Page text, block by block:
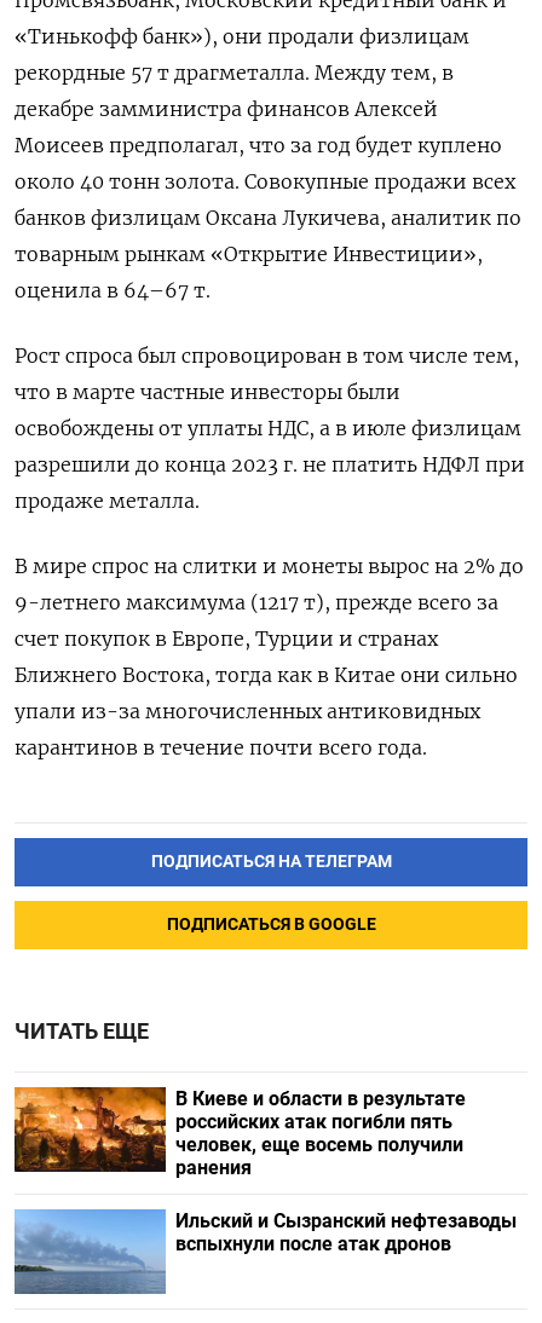
«Тинькофф банк»), они продали физлицам
рекордные 57 т драгметалла. Между тем, в
декабре замминистра финансов Алексей
Моисеев предполагал, что за год будет куплено
около 40 тонн золота. Совокупные продажи всех
банков физлицам Оксана Лукичева, аналитик по
товарным рынкам «Открытие Инвестиции»,
оценила в 64–67 т.
Рост спроса был спровоцирован в том числе тем,
что в марте частные инвесторы были
освобождены от уплаты НДС, а в июле физлицам
разрешили до конца 2023 г. не платить НДФЛ при
продаже металла.
В мире спрос на слитки и монеты вырос на 2% до
9-летнего максимума (1217 т), прежде всего за
счет покупок в Европе, Турции и странах
Ближнего Востока, тогда как в Китае они сильно
упали из-за многочисленных антиковидных
карантинов в течение почти всего года.
ПОДПИСАТЬСЯ НА ТЕЛЕГРАМ
ПОДПИСАТЬСЯ В GOOGLE
ЧИТАТЬ ЕЩЕ
В Киеве и области в результате
российских атак погибли пять
человек, еще восемь получили
ранения
Ильский и Сызранский нефтезаводы
вспыхнули после атак дронов